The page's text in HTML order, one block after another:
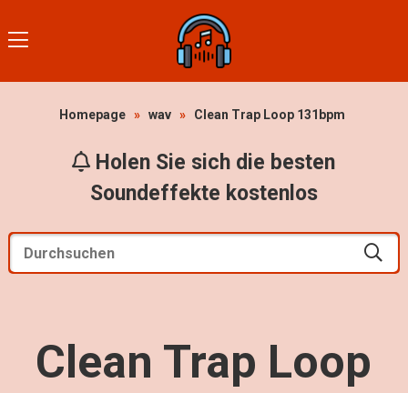
Homepage » wav » Clean Trap Loop 131bpm
Holen Sie sich die besten
Soundeffekte kostenlos
Clean Trap Loop